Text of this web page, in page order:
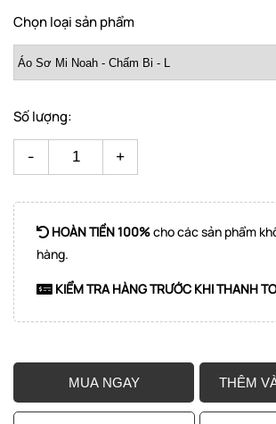
Chọn loại sản phẩm
Số lượng:
- +
HOÀN TIỀN 100%cho các sản phẩm
hàng.
KIỂM TRA HÀNG TRƯỚC KHI THANH
MUA NGAY THÊM